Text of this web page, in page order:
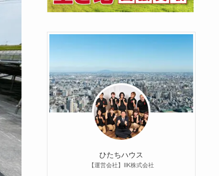
ひたちハウス
【運営会社】IIK株式会社